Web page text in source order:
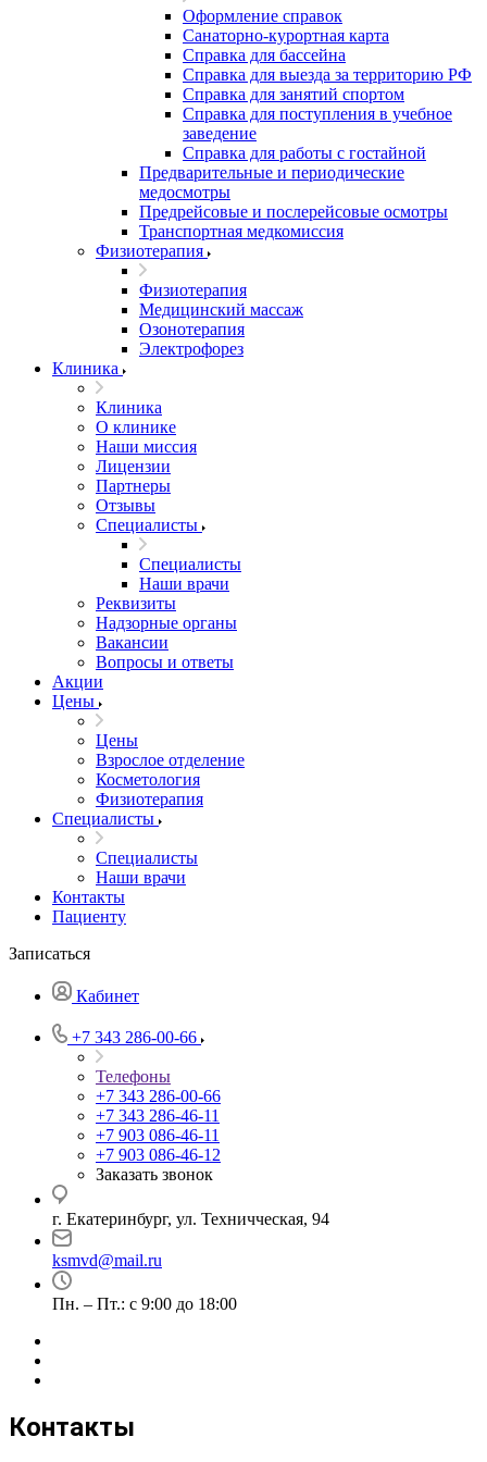
Оформление справок
Санаторно-курортная карта
Справка для бассейна
Справка для выезда за территорию РФ
Справка для занятий спортом
Справка для поступления в учебное
заведение
Справка для работы с гостайной
Предварительные и периодические
медосмотры
Предрейсовые и послерейсовые осмотры
Транспортная медкомиссия
Физиотерапия
Физиотерапия
Медицинский массаж
Озонотерапия
Электрофорез
Клиника
Клиника
О клинике
Наши миссия
Лицензии
Партнеры
Отзывы
Специалисты
Специалисты
Наши врачи
Реквизиты
Надзорные органы
Вакансии
Вопросы и ответы
Акции
Цены
Цены
Взрослое отделение
Косметология
Физиотерапия
Специалисты
Специалисты
Наши врачи
Контакты
Пациенту
Записаться
Кабинет
+7 343 286-00-66
Телефоны
+7 343 286-00-66
+7 343 286-46-11
+7 903 086-46-11
+7 903 086-46-12
Заказать звонок
г. Екатеринбург, ул. Техничческая, 94
ksmvd@mail.ru
Пн. – Пт.: с 9:00 до 18:00
Контакты